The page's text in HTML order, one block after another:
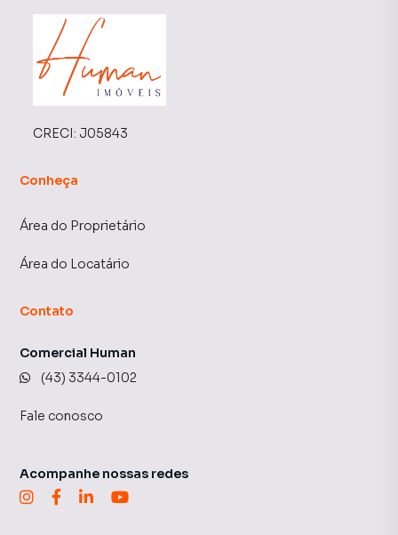
CRECI: J05843
Conheça
Área do Proprietário
Área do Locatário
Contato
Comercial Human
(43) 3344-0102
Fale conosco
Acompanhe nossas redes